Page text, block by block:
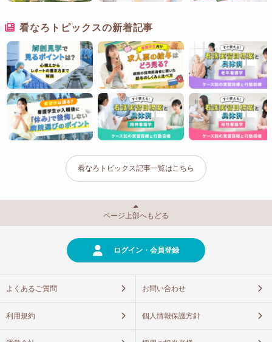
看なろトピックスの新着記事
看なろトピックス記事一覧はこちら
ページ上部へもどる
ログイン・会員登録
よくあるご質問 お問い合わせ
利用規約 個人情報保護方針